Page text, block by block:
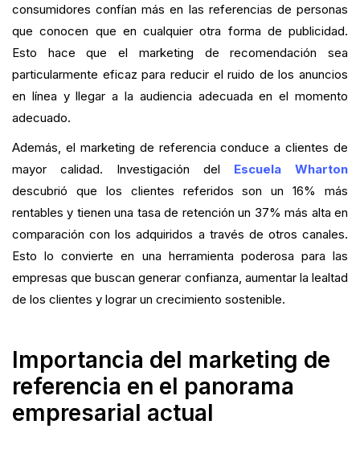
consumidores confían más en las referencias de personas
que conocen que en cualquier otra forma de publicidad.
Esto hace que el marketing de recomendación sea
particularmente eficaz para reducir el ruido de los anuncios
en línea y llegar a la audiencia adecuada en el momento
adecuado.
Además, el marketing de referencia conduce a clientes de
mayor calidad. Investigación del Escuela Wharton
descubrió que los clientes referidos son un 16% más
rentables y tienen una tasa de retención un 37% más alta en
comparación con los adquiridos a través de otros canales.
Esto lo convierte en una herramienta poderosa para las
empresas que buscan generar confianza, aumentar la lealtad
de los clientes y lograr un crecimiento sostenible.
Importancia del marketing de
referencia en el panorama
empresarial actual